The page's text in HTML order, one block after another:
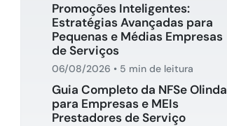
Promoções Inteligentes:
Estratégias Avançadas para
Pequenas e Médias Empresas
de Serviços
06/08/2026 • 5 min de leitura
Guia Completo da NFSe Olinda
para Empresas e MEIs
Prestadores de Serviço